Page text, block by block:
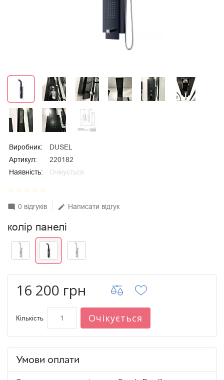
Виробник:
DUSEL
Артикул:
220182
Наявність:
Очікується
star_border star_border star_border star_border star_border
mode_comment 0 відгуків edit Написати відгук
колір панелі
16 200 грн
Кількість Очікується
Умови оплати